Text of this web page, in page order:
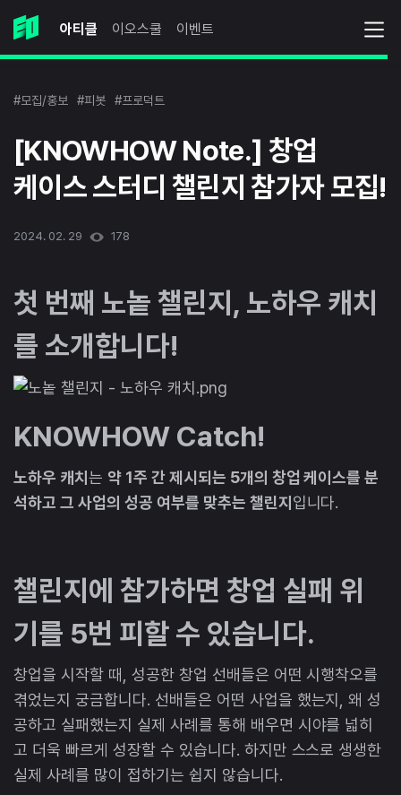
아티클 이오스쿨 이벤트
#모집/홍보 #피봇 #프로덕트
[KNOWHOW Note.] 창업
케이스 스터디 챌린지 참가자 모집!
2024. 02. 29 178
첫 번째 노놑 챌린지, 노하우 캐치
를 소개합니다!
KNOWHOW Catch!
노하우 캐치 는 약 1주 간 제시되는 5개의 창업 케이스를 분
석하고 그 사업의 성공 여부를 맞추는 챌린지 입니다.
챌린지에 참가하면 창업 실패 위
기를 5번 피할 수 있습니다.
창업을 시작할 때, 성공한 창업 선배들은 어떤 시행착오를
겪었는지 궁금합니다. 선배들은 어떤 사업을 했는지, 왜 성
공하고 실패했는지 실제 사례를 통해 배우면 시야를 넓히
고 더욱 빠르게 성장할 수 있습니다. 하지만 스스로 생생한
실제 사례를 많이 접하기는 쉽지 않습니다.